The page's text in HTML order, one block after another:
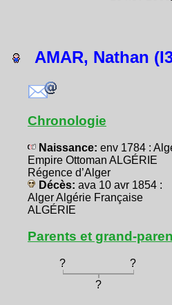
AMAR, Nathan
Chronologie
Naissance: env 1784 :
Empire Ottoman ALGÉRIE
Régence d’Alger
Décès: ava 10 avr 1854 :
Alger Algérie Française
ALGÉRIE
Parents et grand-
? ?
?